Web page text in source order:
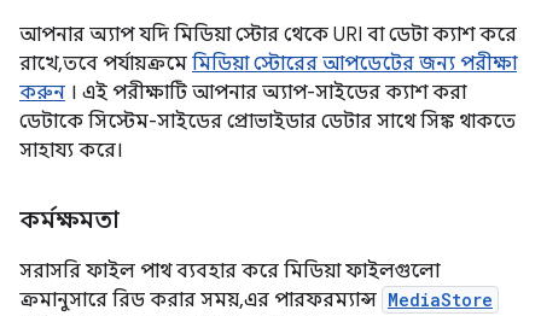
আপনার অ্যাপ যদি মিডিয়া স্টোর থেকে URI বা ডেটা ক্যাশ করে
রাখে, তবে পর্যায়ক্রমে মিডিয়া স্টোরের আপডেটের জন্য পরীক্ষা
করুন । এই পরীক্ষাটি আপনার অ্যাপ-সাইডের ক্যাশ করা
ডেটাকে সিস্টেম-সাইডের প্রোভাইডার ডেটার সাথে সিঙ্ক থাকতে
সাহায্য করে।
কর্মক্ষমতা
সরাসরি ফাইল পাথ ব্যবহার করে মিডিয়া ফাইলগুলো
ক্রমানুসারে রিড করার সময়, এর পারফরম্যান্স MediaStore